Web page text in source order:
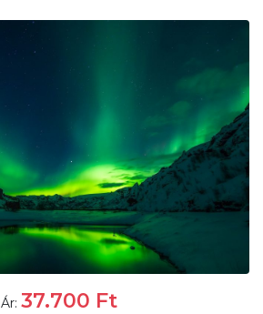
Ár: 37.700 Ft